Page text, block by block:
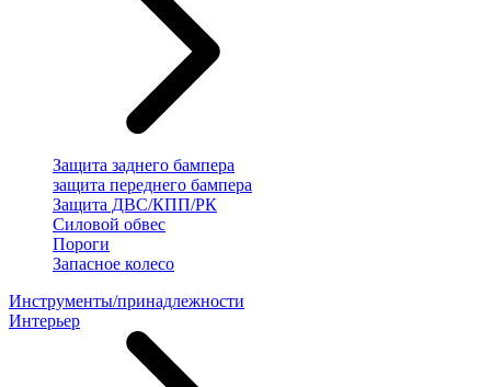
Защита заднего бампера
защита переднего бампера
Защита ДВС/КПП/РК
Силовой обвес
Пороги
Запасное колесо
Инструменты/принадлежности
Интерьер